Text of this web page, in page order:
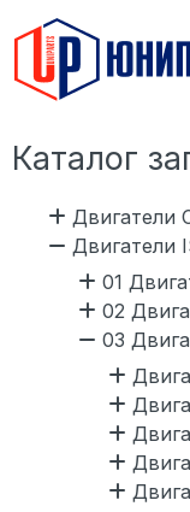
Каталог
Двигатели
Двигатели
01
02
03